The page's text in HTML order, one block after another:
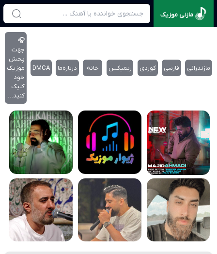
مازنی موزیک
مازندرانی فارسی کوردی ریمیکس خانه درباره‌‌ما DMCA
🎧
جهت
پخش
موزیک
خود
کلیک
کنید…